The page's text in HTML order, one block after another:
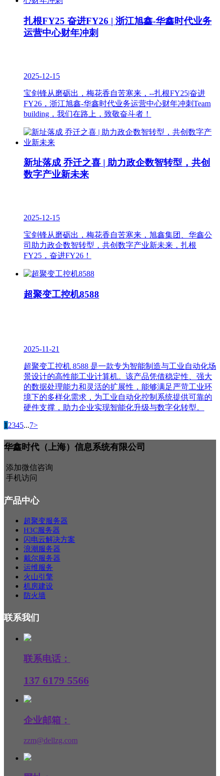
扎根FY25 奋进FY26 | 浙江旭鑫-华鑫时代业务
运营中心财年冲刺
2025-12-15
宝剑锋从磨砺出，梅花香自苦寒来，--扎根FY25|奋进
FY26，浙江旭鑫-华鑫时代业务运营中心财年冲刺Team
building，我们在路上，致敬奋斗者！
新址落成 乔迁之喜 | 助力政企数智转型，共创
数字产业新未来
2025-12-15
宝剑锋从磨砺出，梅花香自苦寒来，旭鑫集团、华鑫公
司助力政企数智转型，共创数字产业新未来，扎根
FY25，奋进FY26！
超聚变工控机8588
2025-11-21
超聚变工控机 8588 是一款专为智能制造与工业自动化场
景设计的高性能工业计算机。该产品凭借稳定性、强大
的数据处理能力和灵活的扩展性，能够满足严苛工业环
境下的多样化需求，为工业自动化控制系统提供可靠的
硬件支撑，助力企业实现智能化升级与数字化转型。
12345...7>
华鑫时代（上海）信息系统有限公司
添加微信咨询
手机访问
产品中心
超聚变服务器
H3C服务器
闪电云解决方案
浪潮服务器
戴尔服务器
运维服务
火山引擎
机房建设
防火墙
联系我们
联系电话：
137 6179 5566
企业邮箱：
zzm@dellzg.com